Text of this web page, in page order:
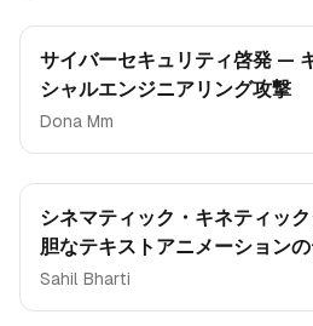
サイバーセキュリティ啓発 —
シャルエンジニアリング攻撃
Dona Mm
シネマティック・キネティッ
胆なテキストアニメーション
Sahil Bharti